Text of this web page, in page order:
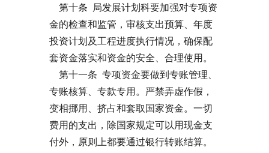
第十条 局发展计划科要加强对专项资
金的检查和监管，审核支出预算、年度
投资计划及工程进度执行情况，确保配
套资金落实和资金的安全、合理使用。
第十一条 专项资金要做到专账管理、
专账核算、专款专用。严禁弄虚作假，
变相挪用、挤占和套取国家资金。一切
费用的支出，除国家规定可以用现金支
付外，原则上都要通过银行转账结算。